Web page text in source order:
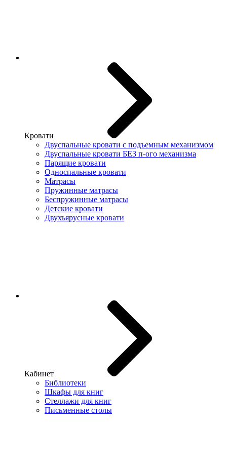
Кровати
Двуспальные кровати с подъемным механизмом
Двуспальные кровати БЕЗ п-ого механизма
Парящие кровати
Односпальные кровати
Матрасы
Пружинные матрасы
Беспружинные матрасы
Детские кровати
Двухъярусные кровати
Кабинет
Библиотеки
Шкафы для книг
Стеллажи для книг
Письменные столы